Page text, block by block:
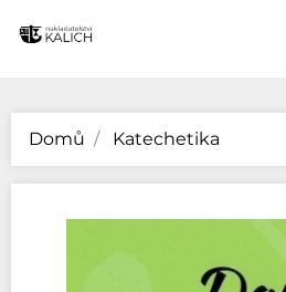
Domů Katechetika